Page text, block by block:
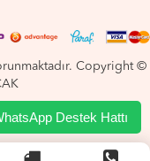
Copyright ©
Destek Hattı